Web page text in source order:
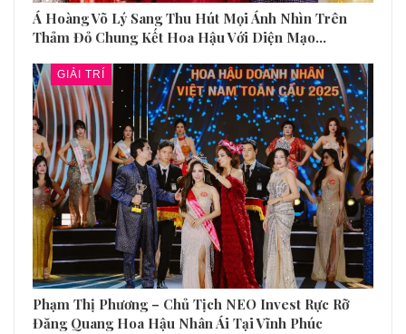
Á Hoàng Võ Lý Sang Thu Hút Mọi Ánh Nhìn Trên
Thảm Đỏ Chung Kết Hoa Hậu Với Diện Mạo…
GIẢI TRÍ
Phạm Thị Phương – Chủ Tịch NEO Invest Rực Rỡ
Đăng Quang Hoa Hậu Nhân Ái Tại Vĩnh Phúc